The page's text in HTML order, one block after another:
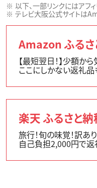
以下、一部リンクにはアフ
テレビ大阪公式サイトは
Amazon ふるさ
【最短翌日！】少額か
ここにしかない返礼品
楽天 ふるさと納
旅行！旬の味覚！訳あ
自己負担2,000円で返